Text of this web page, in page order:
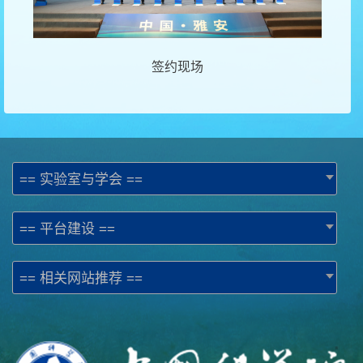
签约现场
== 实验室与学会 ==
== 平台建设 ==
== 相关网站推荐 ==